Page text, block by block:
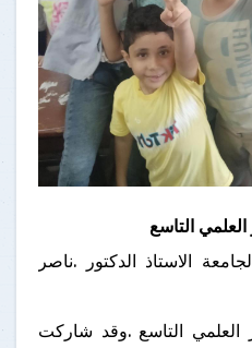
العلمي التاسع
الاستاذ الدكتور .ناصر
العلمي التاسع .وقد شاركت